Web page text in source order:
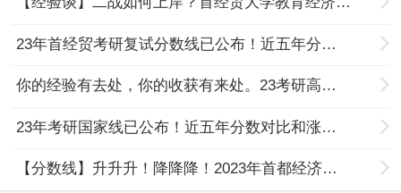
23年首经贸考研复试分数线已公布！近五年分数对比和涨幅...
你的经验有去处，你的收获有来处。23考研高分经验征集进...
23年考研国家线已公布！近五年分数对比和涨幅情况分析！
【分数线】升升升！降降降！2023年首都经济贸易大学考研...